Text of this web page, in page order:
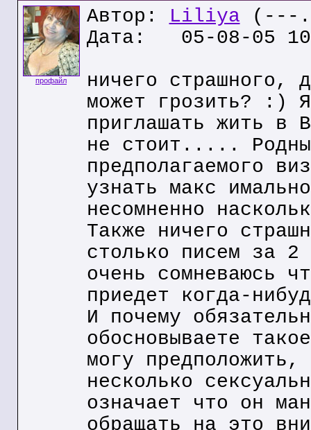
профайл
Автор: Liliya (---
Дата: 05-08-05
ничего страшного,
может грозить? :)
приглашать жить в
не стоит.....
предполагаемого
узнать макс
несомненно
Также ничего
столько писем за
очень сомневаюсь
приедет когда-
И почему
обосновываете
могу
несколько
означает что он
обращать на это